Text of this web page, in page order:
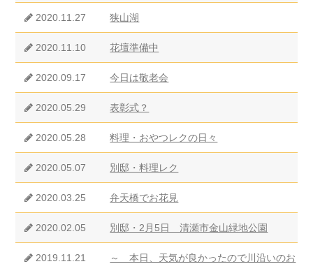
2020.11.27 狭山湖
2020.11.10 花壇準備中
2020.09.17 今日は敬老会
2020.05.29 表彰式？
2020.05.28 料理・おやつレクの日々
2020.05.07 別邸・料理レク
2020.03.25 弁天橋でお花見
2020.02.05 別邸・2月5日 清瀬市金山緑地公園
2019.11.21
～ 本日、天気が良かったので川沿いのお